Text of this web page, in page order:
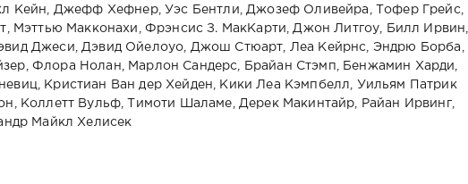
Кейн, Джефф Хефнер, Уэс Бентли, Джозеф Оливейра, Тофер Грейс,
Мэттью Макконахи, Фрэнсис З. МакКарти, Джон Литгоу, Билл Ирвин,
Джеси, Дэвид Ойелоуо, Джош Стюарт, Леа Кейрнс, Эндрю Борба,
Флора Нолан, Марлон Сандерс, Брайан Стэмп, Бенжамин Харди,
Кристиан Ван дер Хейден, Кики Леа Кэмпбелл, Уильям Патрик
Коллетт Вульф, Тимоти Шаламе, Дерек Макинтайр, Райан Ирвинг,
Майкл Хелисек